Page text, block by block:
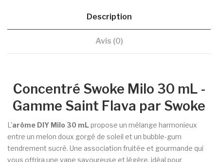
Description
Avis (0)
Concentré Swoke Milo 30 mL -
Gamme Saint Flava par Swoke
L'arôme DIY Milo 30 mLpropose un mélange harmonieux
entre un melon doux gorgé de soleil et un bubble-gum
tendrement sucré. Une association fruitée et gourmande qui
vous offrira une vape savoureuse et légère, idéal pour